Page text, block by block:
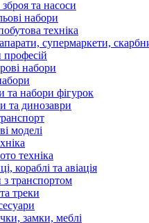
та насоси
набори
техніка
супермаркети,
набори
та набори фігурок
та динозаври
моделі
техніка
кораблі та авіація
транспортом
треки
замки, меблі